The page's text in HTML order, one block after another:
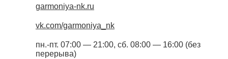
garmoniya-nk.ru
vk.com/garmoniya_nk
пн.-пт. 07:00 — 21:00, сб. 08:00 — 16:00 (без
перерыва)